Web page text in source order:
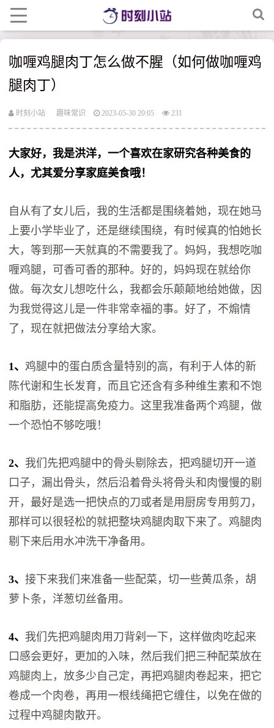
咖喱鸡腿肉丁怎么做不腥（如何做咖喱鸡
腿肉丁）
时刻小站 趣味常识 2023-05-30 20:05 231
大家好，我是洪洋，一个喜欢在家研究各种美食的
人，尤其爱分享家庭美食哦！
自从有了女儿后，我的生活都是围绕着她，现在她马
上要小学毕业了，还是继续围绕，有时候真的怕她长
大，等到那一天就真的不需要我了。妈妈，我想吃咖
喱鸡腿，可香可香的那种。好的，妈妈现在就给你
做。每次女儿想吃什么，我都会乐颠颠地给她做，因
为我觉得这儿是一件非常幸福的事。好了，不煽情
了，现在就把做法分享给大家。
1、鸡腿中的蛋白质含量特别的高，有利于人体的新
陈代谢和生长发育，而且它还含有多种维生素和不饱
和脂肪，还能提高免疫力。这里我准备两个鸡腿，做
一个恐怕不够吃哦！
2、 我们先把鸡腿中的骨头剔除去，把鸡腿切开一道
口子，漏出骨头，然后沿着骨头将骨头和肉慢慢的剔
开，最好是选一把快点的刀或者是用厨房专用剪刀，
那样可以很轻松的就把整块鸡腿肉取下来了。鸡腿肉
剔下来后用水冲洗干净备用。
3、接下来我们来准备一些配菜，切一些黄瓜条，胡
萝卜条，洋葱切丝备用。
4、 我们先把鸡腿肉用刀背剁一下，这样做肉吃起来
口感会更好，更加的入味，然后我们把三种配菜放在
鸡腿肉上，放多少自己定，再把鸡腿肉卷起来，把它
卷成一个肉卷，再用一根线绳把它缠住，以免在做的
过程中鸡腿肉散开。